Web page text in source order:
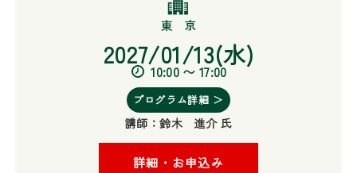
2027/01/13(水)
10:00 〜 17:00
プログラム詳細 ＞
講師：鈴木 進介 氏
詳細・お申込み